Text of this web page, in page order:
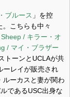
ブルース 」を控
こちらも中々
/ キラー・オ
/ マイ・ブラザー
トーンとUCLAが共
ーレイが販売され
ルーカスと妻が関わ
であるUSC出身な